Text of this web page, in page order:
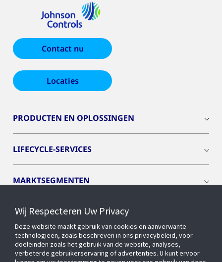
Contact nu
Locaties
PRODUCTEN EN OPLOSSINGEN
LIFECYCLE-SERVICES
MARKTSEGMENTEN
CYBER SOLUTIONS
OPENBLUE
Wij Respecteren Uw Privacy
Deze website maakt gebruik van cookies en aanverwante
technologieën, zoals beschreven in ons privacybeleid, voor
doeleinden zoals het gebruik van de website, analyses,
verbeterde gebruikerservaring of advertenties. U kunt ervoor